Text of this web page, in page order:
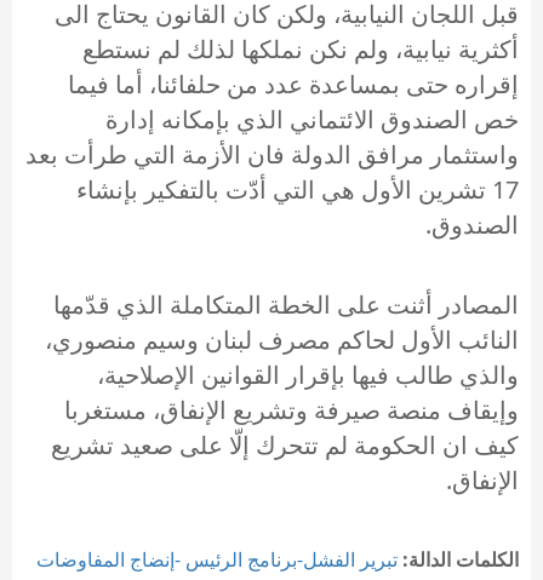
قبل اللجان النيابية، ولكن كان القانون يحتاج الى
أكثرية نيابية، ولم نكن نملكها لذلك لم نستطع
إقراره حتى بمساعدة عدد من حلفائنا، أما فيما
خص الصندوق الائتماني الذي بإمكانه إدارة
واستثمار مرافق الدولة فان الأزمة التي طرأت بعد
17 تشرين الأول هي التي أدّت بالتفكير بإنشاء
الصندوق.
المصادر أثنت على الخطة المتكاملة الذي قدّمها
النائب الأول لحاكم مصرف لبنان وسيم منصوري،
والذي طالب فيها بإقرار القوانين الإصلاحية،
وإيقاف منصة صيرفة وتشريع الإنفاق، مستغربا
كيف ان الحكومة لم تتحرك إلّا على صعيد تشريع
الإنفاق.
الكلمات الدالة: تبرير الفشل-برنامج الرئيس -إنضاج المفاوضات